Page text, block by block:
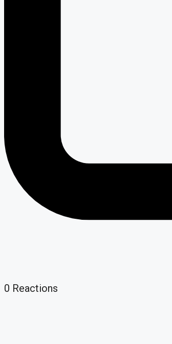
0 Reactions